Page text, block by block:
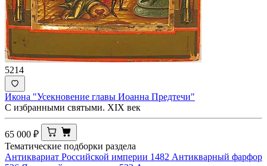
5214
Икона "Усекновение главы Иоанна Предтечи"
С избранными святыми. XIX век
65 000 ₽
Тематические подборки раздела
Антиквариат Российской империи 1482 Антикварный фарфор